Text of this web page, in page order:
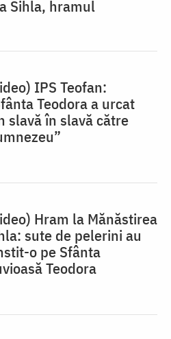
Sihla, hramul
IPS Teofan:
Teodora a urcat
slavă în slavă către
Hram la Mănăstirea
sute de pelerini au
o pe Sfânta
Teodora